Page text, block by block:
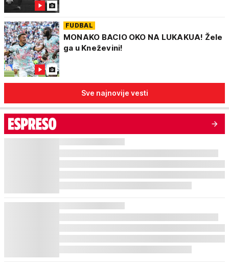
FUDBAL
MONAKO BACIO OKO NA LUKAKUA! Žele
ga u Kneževini!
Sve najnovije vesti